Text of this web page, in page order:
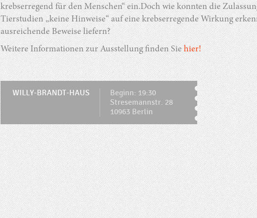
krebserregend für den Menschen“ ein.Doch wie konnten die
Tierstudien „keine Hinweise“ auf eine krebserregende Wirkung
ausreichende Beweise liefern?
Weitere Informationen zur Ausstellung finden Siehier!
WILLY-BRANDT-HAUS
Beginn: 19:30
Stresemannstr. 28
10963 Berlin